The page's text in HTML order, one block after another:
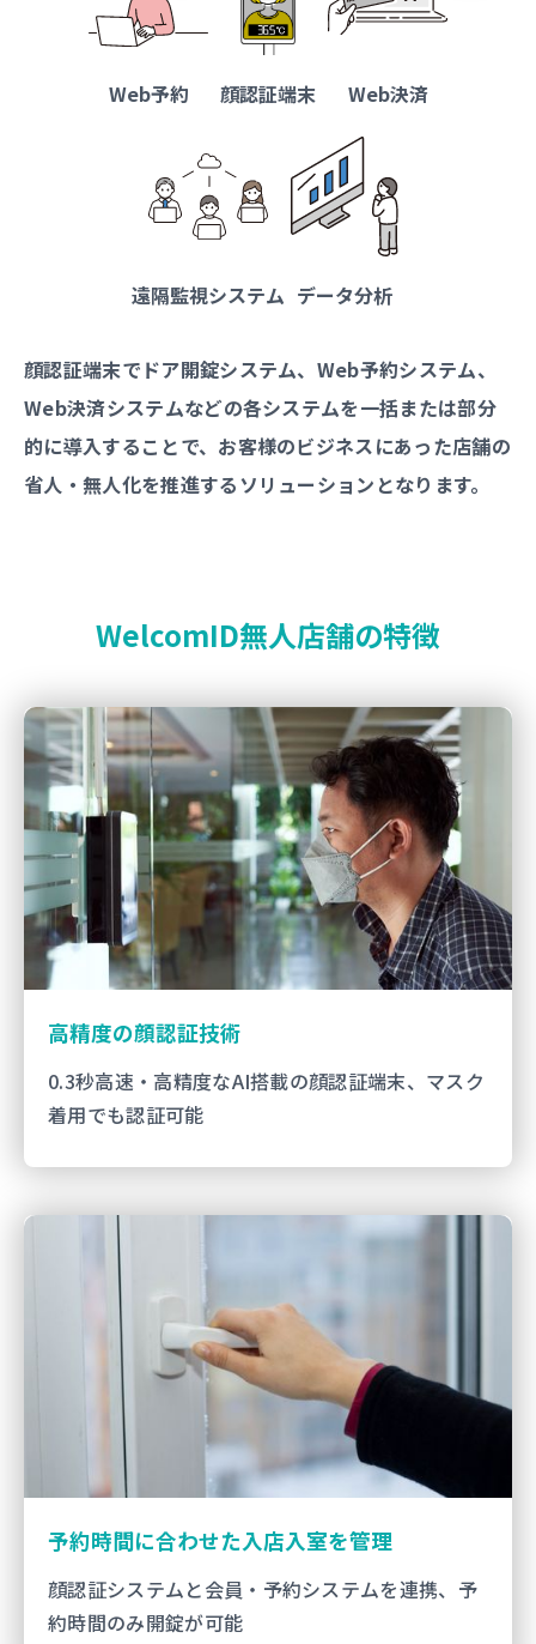
Web予約 顔認証端末 Web決済
遠隔監視システム データ分析
顔認証端末でドア開錠システム、Web予約システム、
Web決済システムなどの各システムを一括または部分
的に導入することで、お客様のビジネスにあった店舗の
省人・無人化を推進するソリューションとなります。
WelcomID無人店舗の特徴
高精度の顔認証技術
0.3秒高速・高精度なAI搭載の顔認証端末、マスク
着用でも認証可能
予約時間に合わせた入店入室を管理
顔認証システムと会員・予約システムを連携、予
約時間のみ開錠が可能